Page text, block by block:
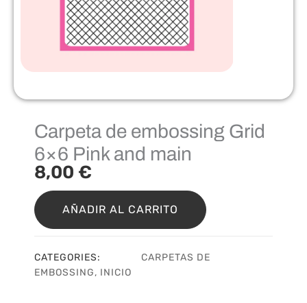
Carpeta de embossing Grid
6×6 Pink and main
8,00 €
de
embossing
Pink
and
AÑADIR AL CARRITO
CATEGORIES:
CARPETAS DE
EMBOSSING, INICIO